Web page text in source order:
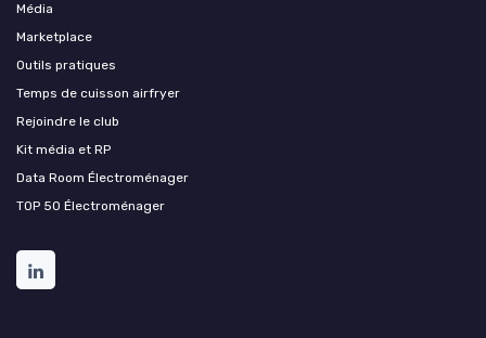
Média
Marketplace
Outils pratiques
Temps de cuisson airfryer
Rejoindre le club
Kit média et RP
Data Room Électroménager
TOP 50 Électroménager